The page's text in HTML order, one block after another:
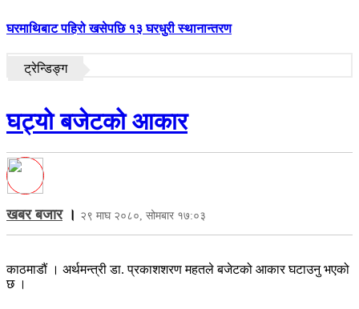
घरमाथिबाट पहिरो खसेपछि १३ घरधुरी स्थानान्तरण
ट्रेन्डिङ्ग
घट्यो बजेटको आकार
खबर बजार। २९ माघ २०८०, सोमबार १७:०३
काठमाडौं । अर्थमन्त्री डा. प्रकाशशरण महतले बजेटको आकार घटाउनु भएको
छ ।